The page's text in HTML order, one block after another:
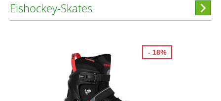
Eishockey-Skates
- 18%